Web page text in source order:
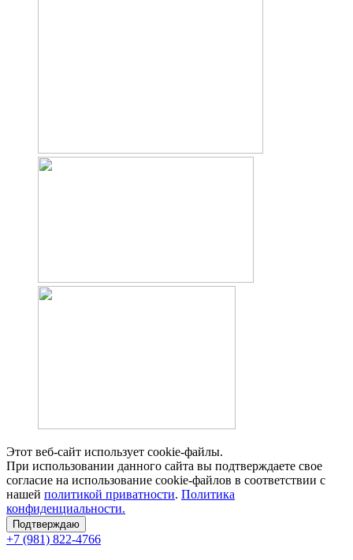
Этот веб-сайт использует cookie-файлы.
При использовании данного сайта вы подтверждаете свое
согласие на использование cookie-файлов в соответствии с
нашей политикой приватности. Политика
конфиденциальности.
Подтверждаю
+7 (981) 822-4766